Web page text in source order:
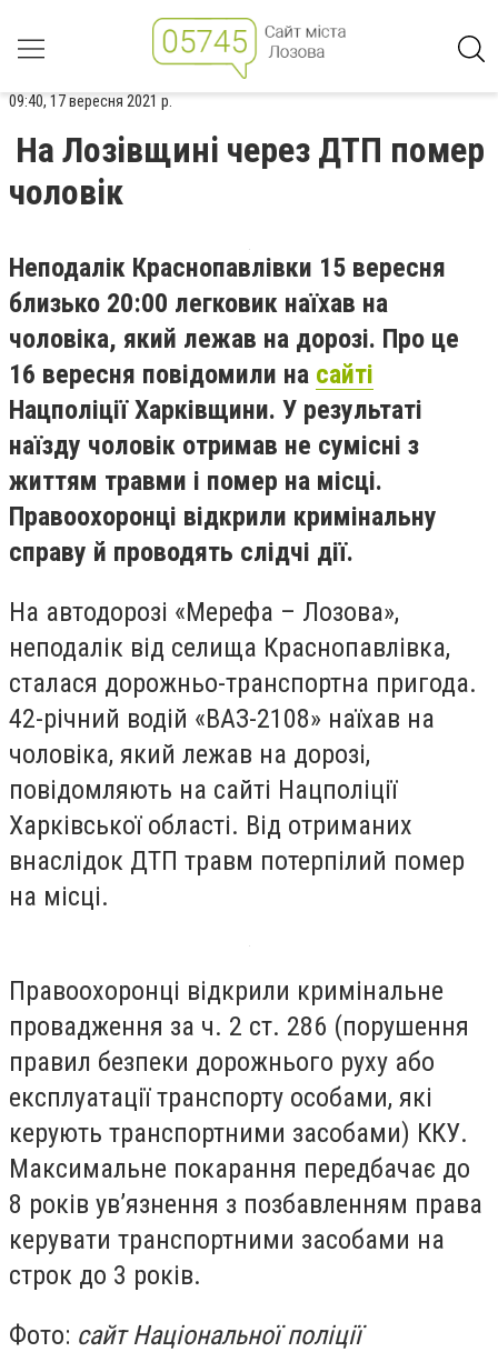
09:40, 17 вересня 2021 р.
На Лозівщині через ДТП помер
чоловік
Неподалік Краснопавлівки 15 вересня
близько 20:00 легковик наїхав на
чоловіка, який лежав на дорозі. Про це
16 вересня повідомили на сайті
Нацполіції Харківщини. У результаті
наїзду чоловік отримав не сумісні з
життям травми і помер на місці.
Правоохоронці відкрили кримінальну
справу й проводять слідчі дії.
На автодорозі «Мерефа – Лозова»,
неподалік від селища Краснопавлівка,
сталася дорожньо-транспортна пригода.
42-річний водій «ВАЗ-2108» наїхав на
чоловіка, який лежав на дорозі,
повідомляють на сайті Нацполіції
Харківської області. Від отриманих
внаслідок ДТП травм потерпілий помер
на місці.
Правоохоронці відкрили кримінальне
провадження за ч. 2 ст. 286 (порушення
правил безпеки дорожнього руху або
експлуатації транспорту особами, які
керують транспортними засобами) ККУ.
Максимальне покарання передбачає до
8 років ув’язнення з позбавленням права
керувати транспортними засобами на
строк до 3 років.
Фото: сайт Національної поліції